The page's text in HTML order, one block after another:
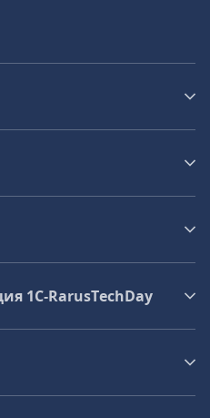
1C‑RarusTechDay